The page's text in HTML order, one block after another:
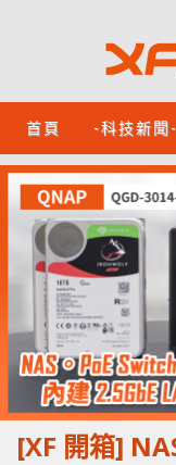
首頁 -科技新聞-
[XF 開箱]